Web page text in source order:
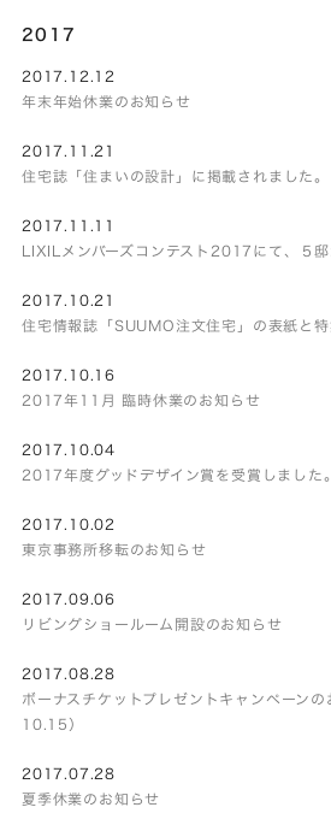
2017
2017.12.12
年末年始休業のお知らせ
2017.11.21
住宅誌「住まいの設計」に掲載されました。
2017.11.11
LIXILメンバーズコンテスト2017にて、５邸
2017.10.21
住宅情報誌「SUUMO注文住宅」の表紙と特
2017.10.16
2017年11月 臨時休業のお知らせ
2017.10.04
2017年度グッドデザイン賞を受賞しました。
2017.10.02
東京事務所移転のお知らせ
2017.09.06
リビングショールーム開設のお知らせ
2017.08.28
ボーナスチケットプレゼントキャンペーン
10.15）
2017.07.28
夏季休業のお知らせ